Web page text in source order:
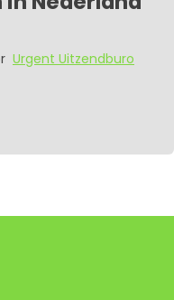
Urgent Uitzendburo